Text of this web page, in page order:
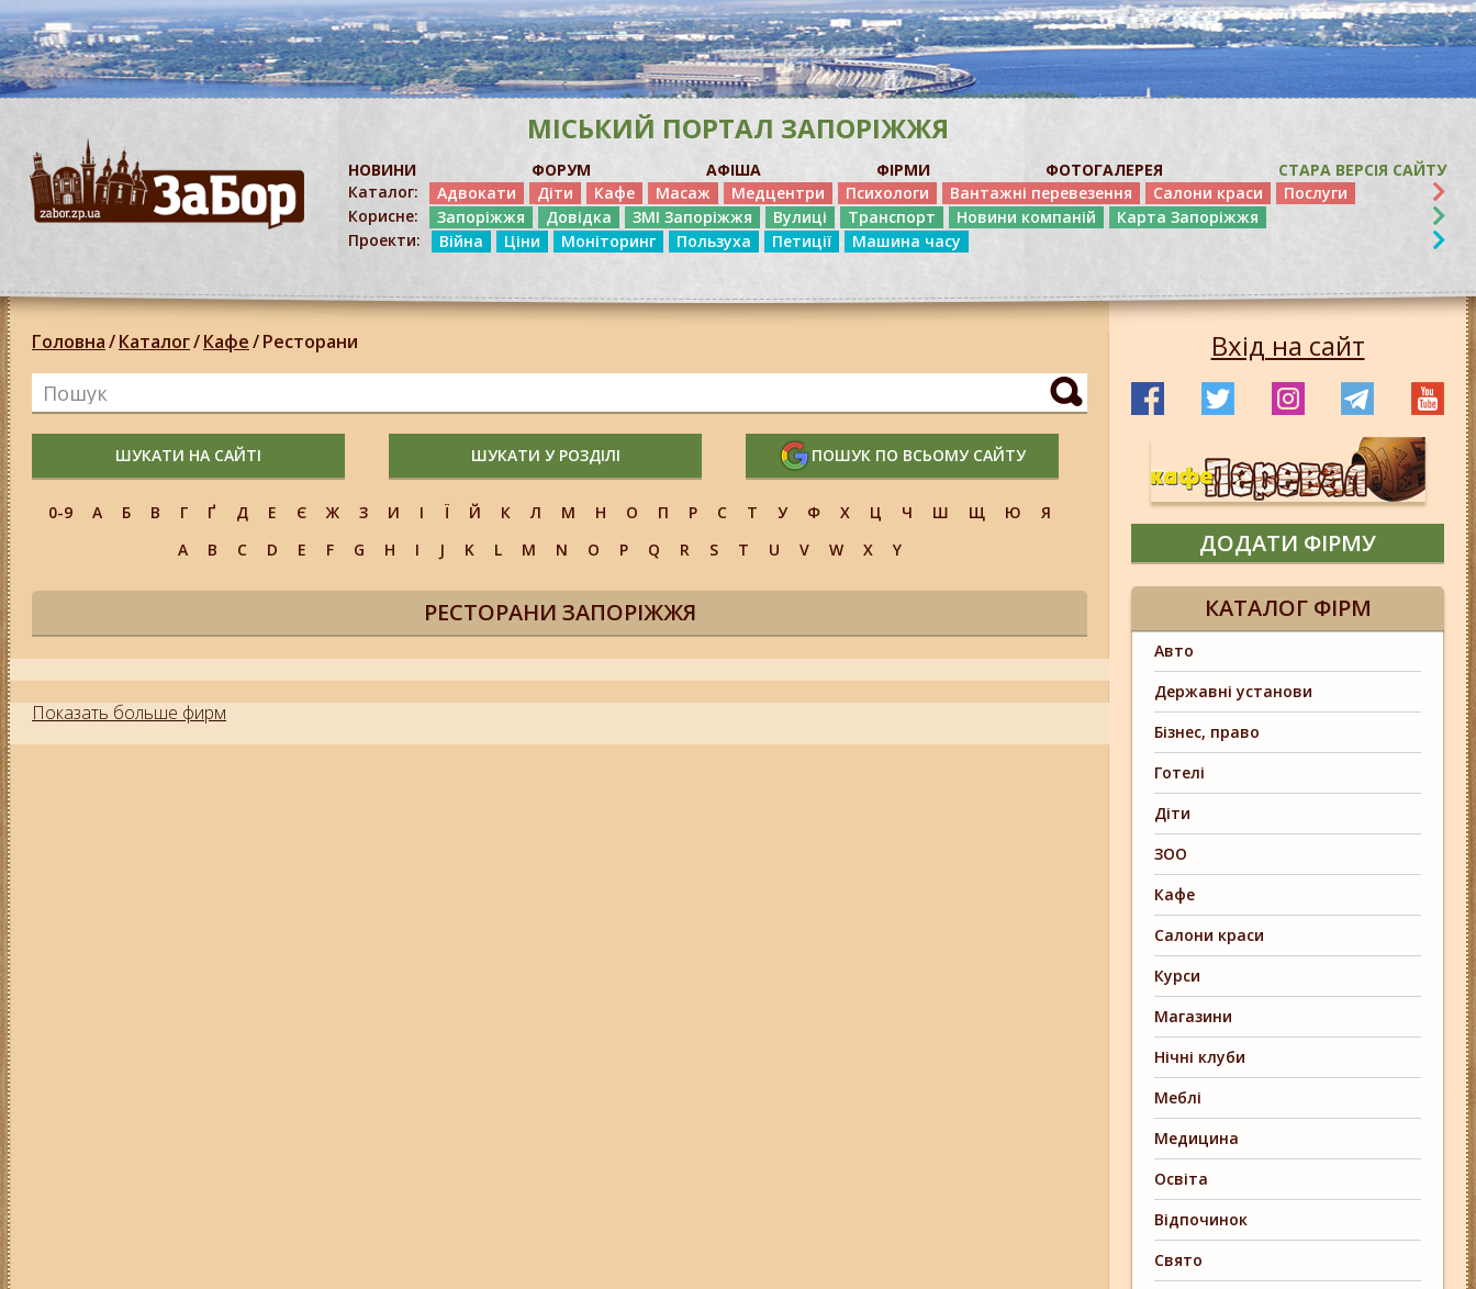
МІСЬКИЙ ПОРТАЛ ЗАПОРІЖЖЯ
НОВИНИ ФОРУМ АФІША ФІРМИ ФОТОГАЛЕРЕЯ
СТАРА ВЕРСІЯ САЙТУ
Каталог:
Адвокати Діти Кафе Масаж Медцентри Психологи Вантажні перевезення Салони краси
Послуги
Корисне:
Запоріжжя Довідка ЗМІ Запоріжжя Вулиці Транспорт Новини компаній
Карта Запоріжжя
Проекти:
Війна Ціни Моніторинг Пользуха Петиції Машина часу
Головна/Каталог/Кафе/Ресторани
ШУКАТИ НА САЙТІ ШУКАТИ У РОЗДІЛІ ПОШУК ПО ВСЬОМУ САЙТУ
0-9 А Б В Г Ґ Д Е Є Ж З И І Ї Й К Л М Н О П Р С Т У Ф Х Ц Ч Ш Щ Ю
Я
A
B C D E F G H I J K L M N O P Q R S T U V W X Y
РЕСТОРАНИ ЗАПОРІЖЖЯ
Показать больше фирм
Вхід на сайт
ДОДАТИ ФІРМУ
КАТАЛОГ ФІРМ
Авто
Державні установи
Бізнес, право
Готелі
Діти
ЗОО
Кафе
Салони краси
Курси
Магазини
Нічні клуби
Меблі
Медицина
Освіта
Відпочинок
Свято